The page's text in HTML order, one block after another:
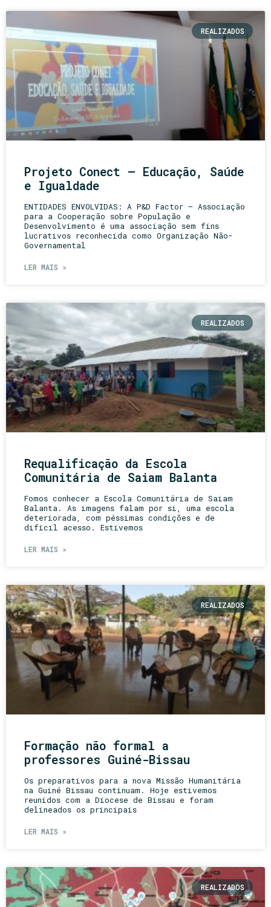
REALIZADOS
Projeto Conect – Educação, Saúde
e Igualdade
ENTIDADES ENVOLVIDAS: A P&D Factor – Associação
para a Cooperação sobre População e
Desenvolvimento é uma associação sem fins
lucrativos reconhecida como Organização Não-
Governamental
LER MAIS »
REALIZADOS
Requalificação da Escola
Comunitária de Saiam Balanta
Fomos conhecer a Escola Comunitária de Saiam
Balanta. As imagens falam por si, uma escola
deteriorada, com péssimas condições e de
difícil acesso. Estivemos
LER MAIS »
REALIZADOS
Formação não formal a
professores Guiné-Bissau
Os preparativos para a nova Missão Humanitária
na Guiné Bissau continuam. Hoje estivemos
reunidos com a Diocese de Bissau e foram
delineados os principais
LER MAIS »
REALIZADOS